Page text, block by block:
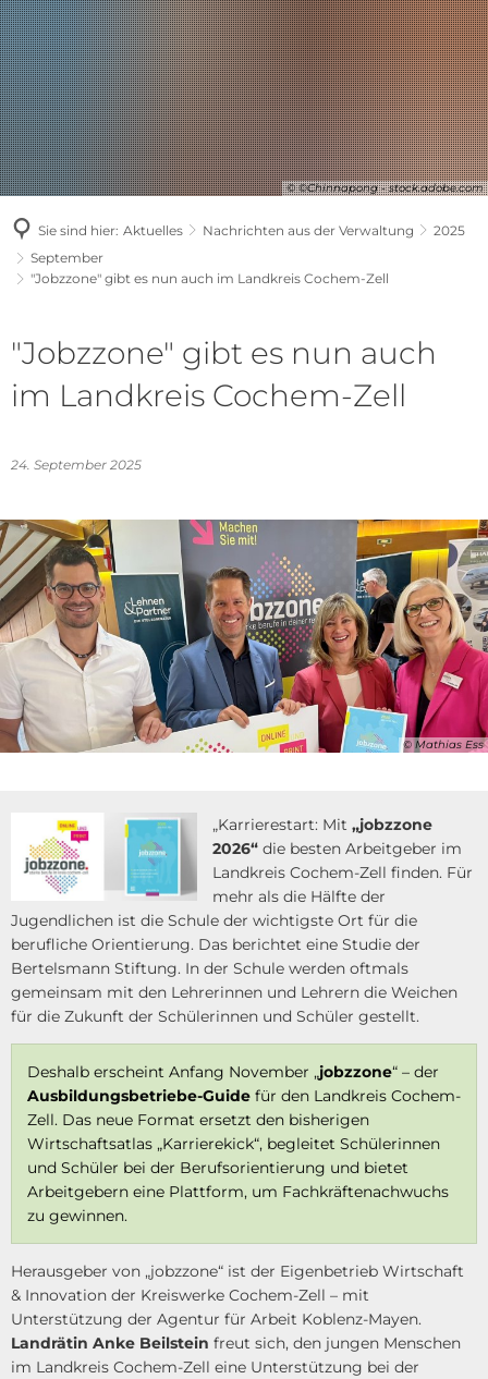
© ©Chinnapong - stock.adobe.com
Sie sind hier: Aktuelles Nachrichten aus der Verwaltung
2025
September
"Jobzzone" gibt es nun auch im Landkreis Cochem-Zell
"Jobzzone" gibt es nun auch
im Landkreis Cochem-Zell
24. September 2025
© Mathias Ess
„Karrierestart: Mit „jobzzone
2026“ die besten Arbeitgeber im
Landkreis Cochem-Zell finden. Für
mehr als die Hälfte der
Jugendlichen ist die Schule der wichtigste Ort für die
berufliche Orientierung. Das berichtet eine Studie der
Bertelsmann Stiftung. In der Schule werden oftmals
gemeinsam mit den Lehrerinnen und Lehrern die Weichen
für die Zukunft der Schülerinnen und Schüler gestellt.
Deshalb erscheint Anfang November „jobzzone“ – der
Ausbildungsbetriebe-Guide für den Landkreis Cochem-
Zell. Das neue Format ersetzt den bisherigen
Wirtschaftsatlas „Karrierekick“, begleitet Schülerinnen
und Schüler bei der Berufsorientierung und bietet
Arbeitgebern eine Plattform, um Fachkräftenachwuchs
zu gewinnen.
Herausgeber von „jobzzone“ ist der Eigenbetrieb Wirtschaft
& Innovation der Kreiswerke Cochem-Zell – mit
Unterstützung der Agentur für Arbeit Koblenz-Mayen.
Landrätin Anke Beilstein freut sich, den jungen Menschen
im Landkreis Cochem-Zell eine Unterstützung bei der